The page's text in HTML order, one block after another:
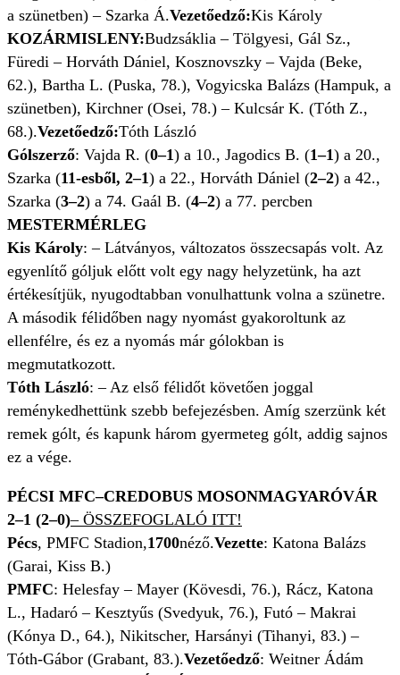
a szünetben) – Szarka Á.Vezetőedző:Kis Károly
KOZÁRMISLENY:Budzsáklia – Tölgyesi, Gál Sz.,
Füredi – Horváth Dániel, Kosznovszky – Vajda (Beke,
62.), Bartha L. (Puska, 78.), Vogyicska Balázs (Hampuk, a
szünetben), Kirchner (Osei, 78.) – Kulcsár K. (Tóth Z.,
68.).Vezetőedző:Tóth László
Gólszerző: Vajda R. (0–1) a 10., Jagodics B. (1–1) a 20.,
Szarka (11-esből, 2–1) a 22., Horváth Dániel (2–2) a 42.,
Szarka (3–2) a 74. Gaál B. (4–2) a 77. percben
MESTERMÉRLEG
Kis Károly: – Látványos, változatos összecsapás volt. Az
egyenlítő góljuk előtt volt egy nagy helyzetünk, ha azt
értékesítjük, nyugodtabban vonulhattunk volna a szünetre.
A második félidőben nagy nyomást gyakoroltunk az
ellenfélre, és ez a nyomás már gólokban is
megmutatkozott.
Tóth László: – Az első félidőt követően joggal
reménykedhettünk szebb befejezésben. Amíg szerzünk két
remek gólt, és kapunk három gyermeteg gólt, addig sajnos
ez a vége.
PÉCSI MFC–CREDOBUS MOSONMAGYARÓVÁR
2–1 (2–0)– ÖSSZEFOGLALÓ ITT!
Pécs, PMFC Stadion,1700néző.Vezette: Katona Balázs
(Garai, Kiss B.)
PMFC: Helesfay – Mayer (Kövesdi, 76.), Rácz, Katona
L., Hadaró – Kesztyűs (Svedyuk, 76.), Futó – Makrai
(Kónya D., 64.), Nikitscher, Harsányi (Tihanyi, 83.) –
Tóth-Gábor (Grabant, 83.).Vezetőedző: Weitner Ádám